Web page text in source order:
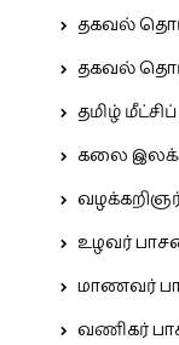
தகவல்
தகவல்
தமிழ்
கலை
உழவர்
மாணவர்
வணிகர்